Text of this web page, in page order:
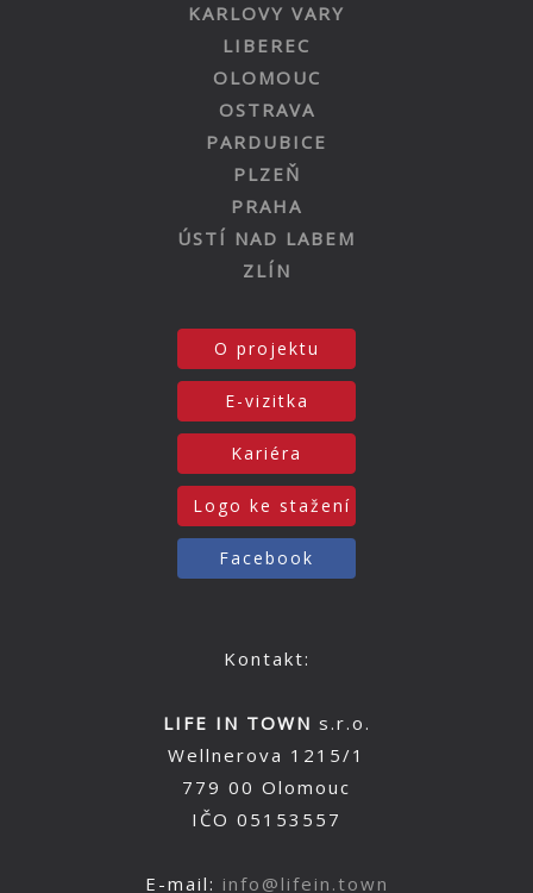
KARLOVY VARY
LIBEREC
OLOMOUC
OSTRAVA
PARDUBICE
PLZEŇ
PRAHA
ÚSTÍ NAD LABEM
ZLÍN
O projektu
E-vizitka
Kariéra
Logo ke stažení
Facebook
Kontakt:
LIFE IN TOWN s.r.o.
Wellnerova 1215/1
779 00 Olomouc
IČO 05153557
E-mail: info@lifein.town